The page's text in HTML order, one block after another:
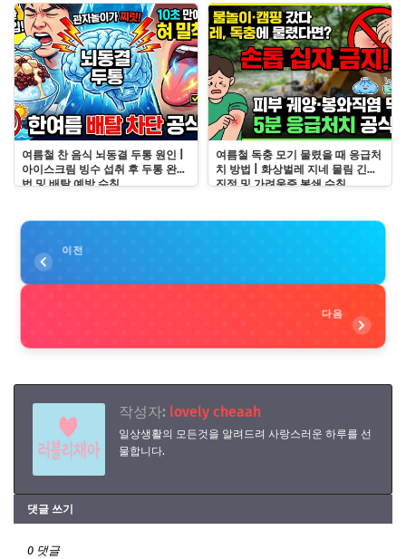
여름철 찬 음식 뇌동결 두통 원인 |
아이스크림 빙수 섭취 후 두통 완화
법 및 배탈 예방 수칙
여름철 독충 모기 물렸을 때 응급처
치 방법 | 화상벌레 지네 물림 긴급
진정 및 가려움증 봉쇄 수칙
이전
다음
작성자: lovely cheaah
일상생활의 모든것을 알려드려 사랑스러운 하루를 선
물합니다.
댓글 쓰기
0 댓글